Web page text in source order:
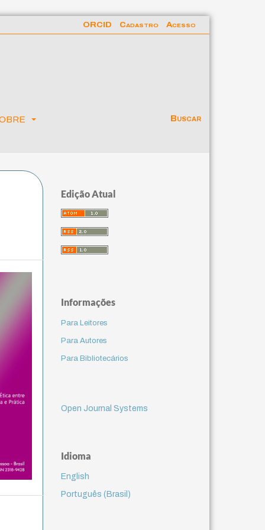
Buscar
ORCID Cadastro Acesso
Edição Atual
Informações
Para Leitores
Para Autores
Para Bibliotecários
Open Journal Systems
Idioma
English
Português (Brasil)